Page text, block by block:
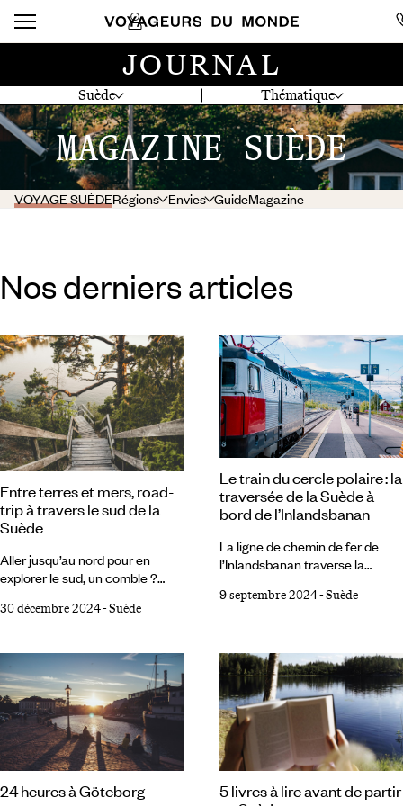
Suède Thématique
JOURNAL
MAGAZINE SUÈDE
VOYAGE SUÈDERégions Envies GuideMagazine
Nos derniers articles
Entre terres et mers, road-
trip à travers le sud de la
Suède
Aller jusqu’au nord pour en
explorer le sud, un comble ?
Dalécarlie, la Laponie, ce ne
Suède a bien des cordes à son
arc. La partie méridionale de ce
grand territoire emprunte à
l’Europe centrale un climat plus
doux ; à la mer du Nord ses
petites cabines colorées et des
couchers de soleil en
technicolor ; à la mer Baltique
son eau très peu salée et des
30 décembre 2024-Suède
Le train du cercle polaire : la
traversée de la Suède à
bord de l’Inlandsbanan
La ligne de chemin de fer de
l’Inlandsbanan traverse la
pour rejoindre la Laponie. Le
immenses sur près de 1300
kilomètres, fendant des
paysages parmi les plus
photogéniques du continent
européen, jusqu’à Gallivare, à 50
kilomètres au-dessus du cercle
polaire. Le voyageur qui
vit le dépaysement de façon
9 septembre 2024-Suède
24 heures à Göteborg
5 livres à lire avant de partir